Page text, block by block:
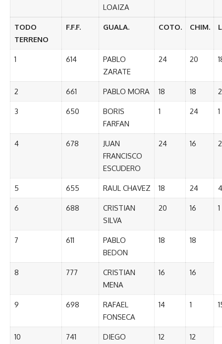
LOAIZA
TODO
TERRENO
F.F.F. GUALA. COTO. CHIM.
1 614
PABLO
ZARATE
24 20
2 661 PABLO MORA 18 18
3 650
BORIS
FARFAN
1 24 1
4 678
JUAN
FRANCISCO
ESCUDERO
24 16
5 655 RAUL CHAVEZ 18 24
6 688
CRISTIAN
SILVA
20 16 1
7 611
PABLO
BEDON
18 18
8 777
CRISTIAN
MENA
16 16
9 698
RAFAEL
FONSECA
14 1
10 741
DIEGO
12 12